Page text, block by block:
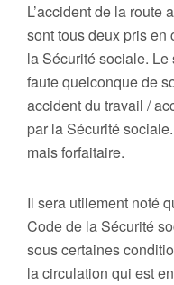
L’accident de la route
sont tous deux pris en
la Sécurité sociale. Le
faute quelconque de
accident du travail /
par la Sécurité
mais forfaitaire.
Il sera utilement noté
Code de la Sécurité
sous certaines
la circulation qui est